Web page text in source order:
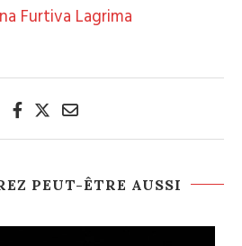
Furtiva Lagrima
PEUT-ÊTRE AUSSI